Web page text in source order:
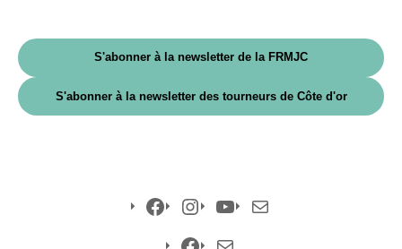
S'abonner à la newsletter de la FRMJC
S'abonner à la newsletter des tourneurs de Côte d'or
Facebook